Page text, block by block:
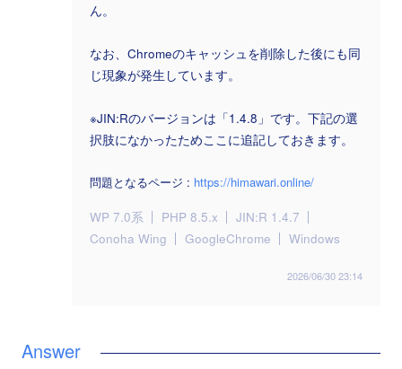
ん。
なお、Chromeのキャッシュを削除した後にも同
じ現象が発生しています。
※JIN:Rのバージョンは「1.4.8」です。下記の選
択肢になかったためここに追記しておきます。
問題となるページ : https://himawari.online/
WP 7.0系 PHP 8.5.x
JIN:R 1.4.7
Conoha Wing
GoogleChrome Windows
2026/06/30 23:14